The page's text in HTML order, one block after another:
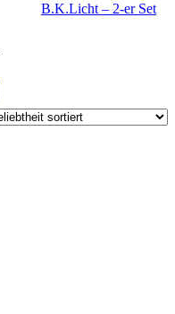
B.K.Licht – 2-er Set